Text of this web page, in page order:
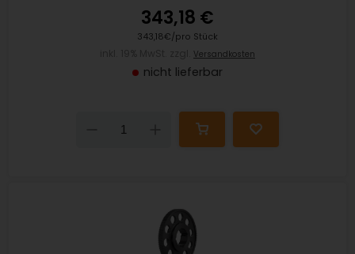
343,18 €
343,18€/pro Stück
Versandkosten
nicht lieferbar
Down